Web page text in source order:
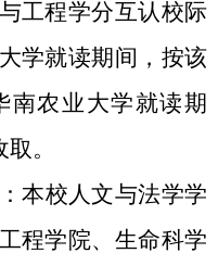
工程学分互认校际
学就读期间，按该
南农业大学就读期
。
本校人文与法学学
程学院、生命科学